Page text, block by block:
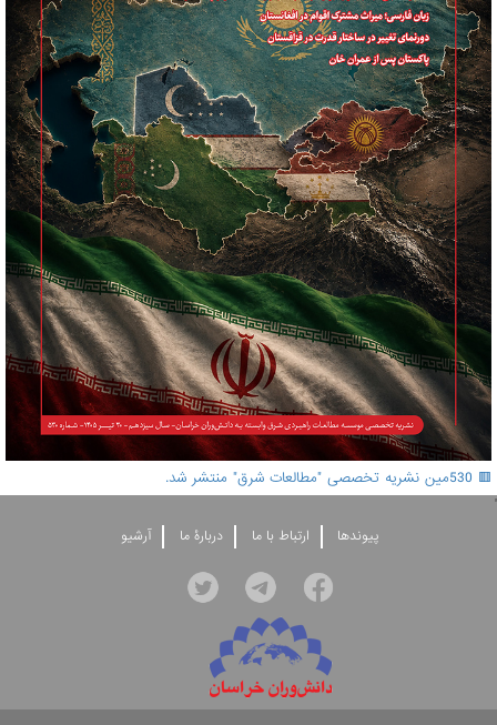
🟥 530مین نشریه تخصصی "مطالعات شرق" منتشر شد.
'
پيوندها ارتباط با ما دربارۀ ما آرشيو